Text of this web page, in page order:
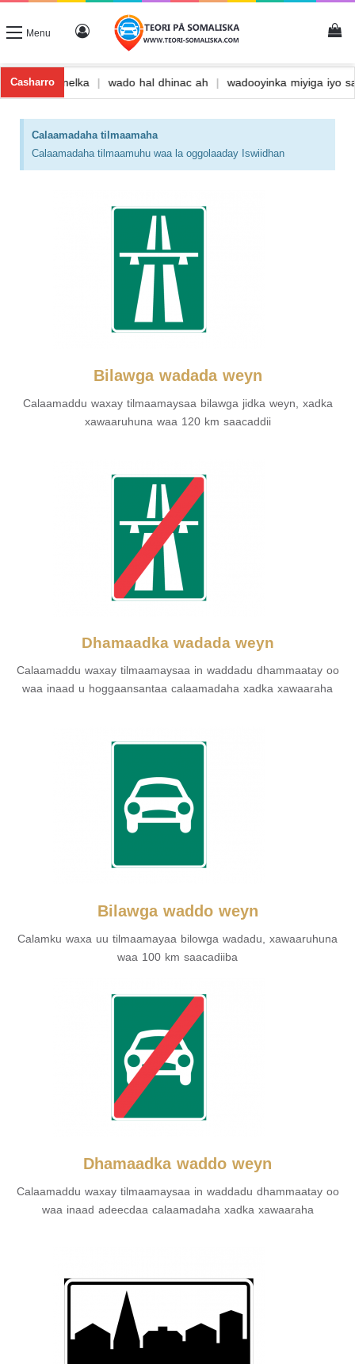
Menu
Casharro
| Wadista rar | Wadista tunnelka | wado hal dhinac ah |
Calaamadaha tilmaamaha
Calaamadaha tilmaamuhu waa la oggolaaday Iswiidhan
Bilawga wadada weyn
Calaamaddu waxay tilmaamaysaa bilawga jidka weyn, xadka
xawaaruhuna waa 120 km saacaddii
Dhamaadka wadada weyn
Calaamaddu waxay tilmaamaysaa in waddadu dhammaatay oo
waa inaad u hoggaansantaa calaamadaha xadka xawaaraha
Bilawga waddo weyn
Calamku waxa uu tilmaamayaa bilowga wadadu, xawaaruhuna
waa 100 km saacadiiba
Dhamaadka waddo weyn
Calaamaddu waxay tilmaamaysaa in waddadu dhammaatay oo
waa inaad adeecdaa calaamadaha xadka xawaaraha